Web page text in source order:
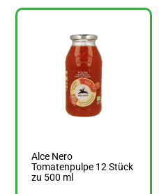
Alce Nero
Tomatenpulpe 12 Stück
zu 500 ml